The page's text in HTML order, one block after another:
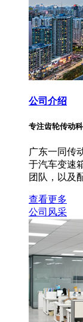
公司介绍
专注齿轮传动
广东一同传
于汽车变速
团队，以及
查看更多
公司风采